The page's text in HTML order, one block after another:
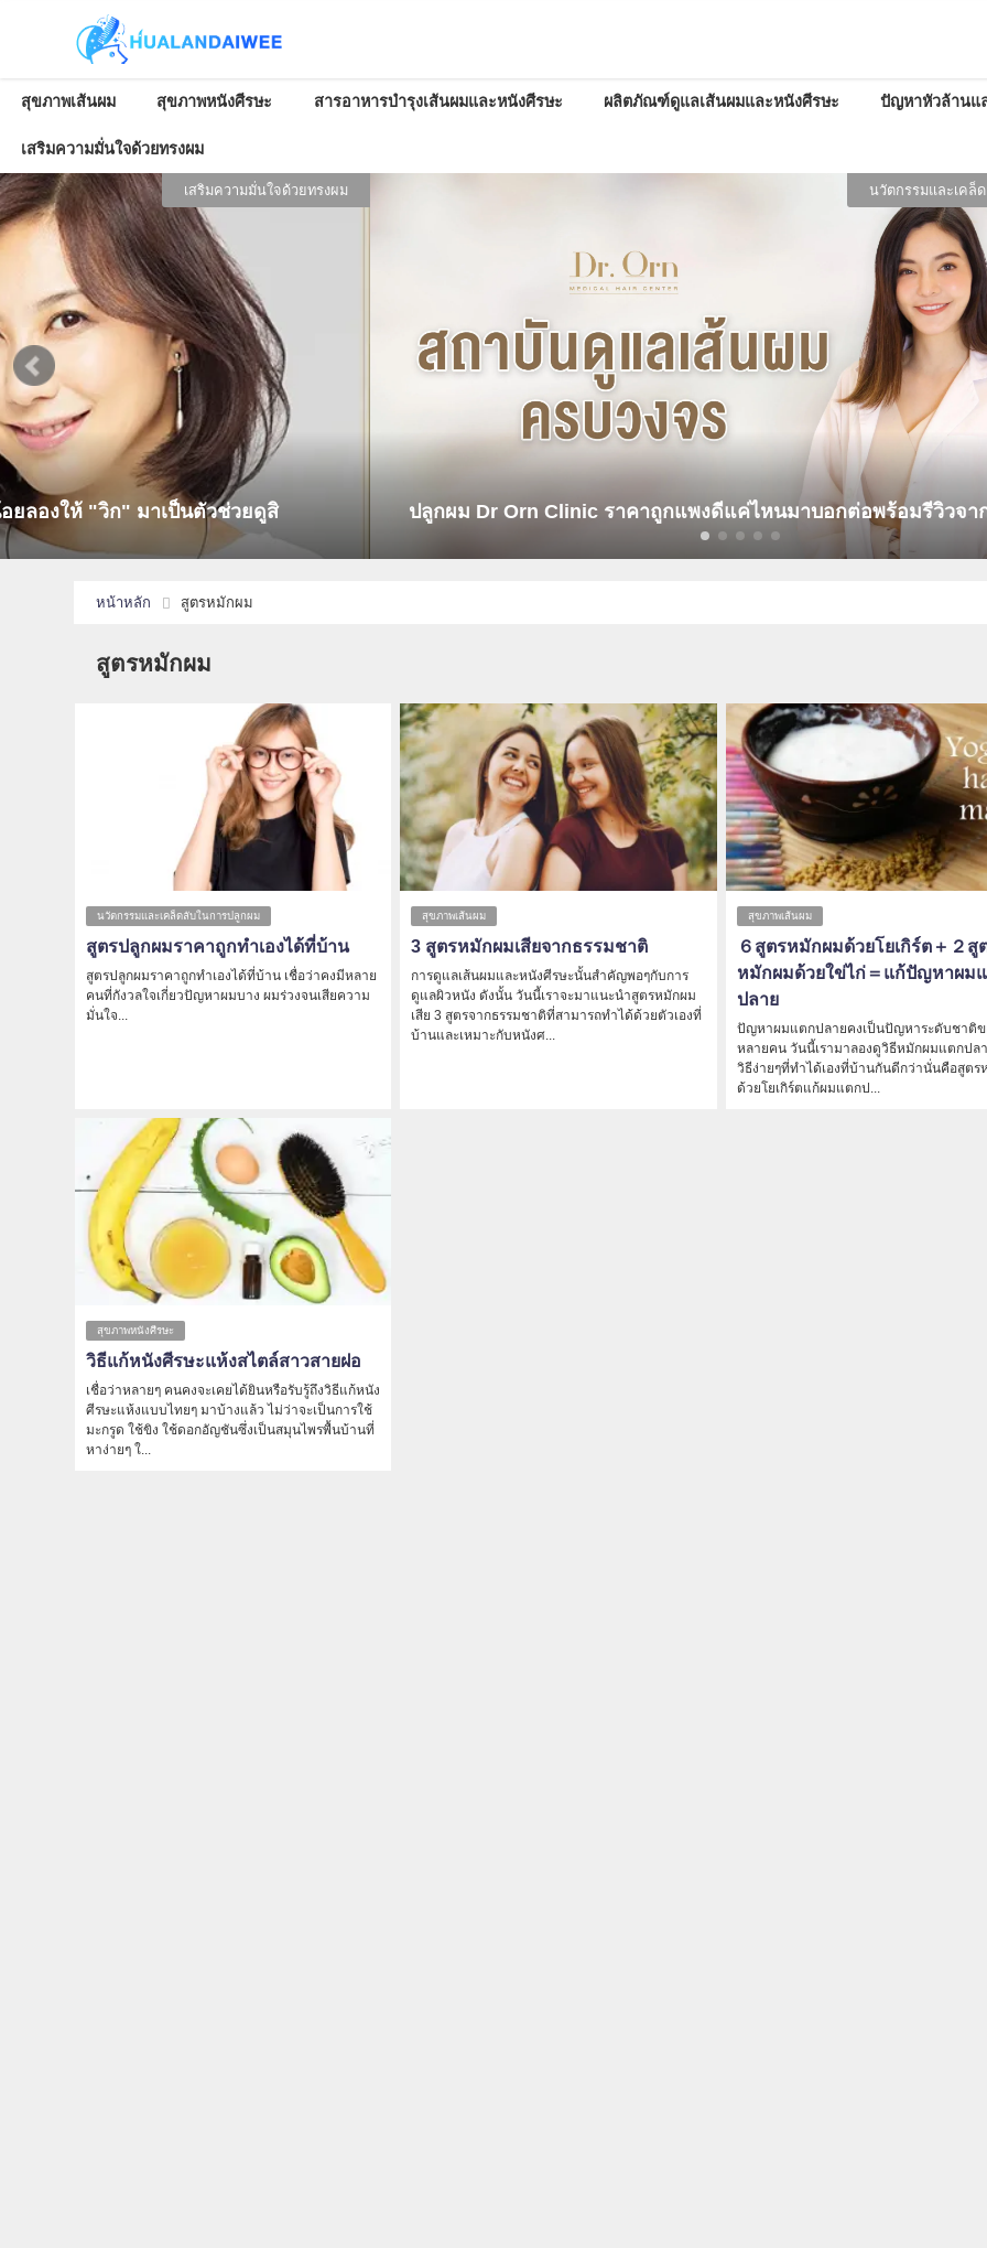
สุขภาพเส้นผม สุขภาพหนังศีรษะ สารอาหารบำรุงเส้นผมและหนังศีรษะ ผลิตภัณฑ์ดูแลเส้นผมและหนังศีรษะ ปัญหาหัวล้านแ
เสริมความมั่นใจด้วยทรงผม
นวัตกรรมและเคล็ดลับในการปลูกผม
ดีแค่ไหนมาบอกต่อพร้อมรีวิวจาก Pantip
ผลิตภัณฑ์ดู
มารู้จักกับ 8 เซรั่ม ที่ชาว Pantip นิยมใช้บำรุง+ปลูกผมกัน ใช่
Serum หรือเปล่าเอ่ย!?
หน้าหลัก สูตรหมักผม
สูตรหมักผม
นวัตกรรมและเคล็ดลับในการปลูกผม
สูตรปลูกผมราคาถูกทำเองได้ที่บ้าน
สูตรปลูกผมราคาถูกทำเองได้ที่บ้าน เชื่อว่าคงมีหลาย
คนที่กังวลใจเกี่ยวปัญหาผมบาง ผมร่วงจนเสียความ
มั่นใจ...
สุขภาพเส้นผม
3 สูตรหมักผมเสียจากธรรมชาติ
การดูแลเส้นผมและหนังศีรษะนั้นสำคัญพอๆกับการ
ดูแลผิวหนัง ดังนั้น วันนี้เราจะมาแนะนำสูตรหมักผม
เสีย 3 สูตรจากธรรมชาติที่สามารถทำได้ด้วยตัวเองที่
บ้านและเหมาะกับหนังศ...
สุขภาพเส้นผม
６สูตรหมักผมด้วยโยเกิร์ต＋２สู
หมักผมด้วยใข่ไก่＝แก้ปัญหาผม
ปลาย
ปัญหาผมแตกปลายคงเป็นปัญหาระดับชาติข
หลายคน วันนี้เรามาลองดูวิธีหมักผมแตกปล
วิธีง่ายๆที่ทำได้เองที่บ้านกันดีกว่านั่นคือสูตร
ด้วยโยเกิร์ตแก้ผมแตกป...
สุขภาพหนังศีรษะ
วิธีแก้หนังศีรษะแห้งสไตล์สาวสายฝอ
เชื่อว่าหลายๆ คนคงจะเคยได้ยินหรือรับรู้ถึงวิธีแก้หนัง
ศีรษะแห้งแบบไทยๆ มาบ้างแล้ว ไม่ว่าจะเป็นการใช้
มะกรูด ใช้ขิง ใช้ดอกอัญชันซึ่งเป็นสมุนไพรพื้นบ้านที่
หาง่ายๆ ใ...